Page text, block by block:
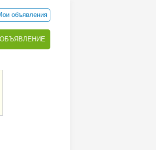
объявления